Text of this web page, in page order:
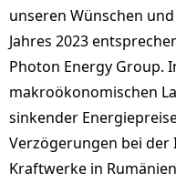
unseren Wünschen
Jahres 2023
Photon Energy Group.
makroökonomischen
sinkender
Verzögerungen bei
Kraftwerke in